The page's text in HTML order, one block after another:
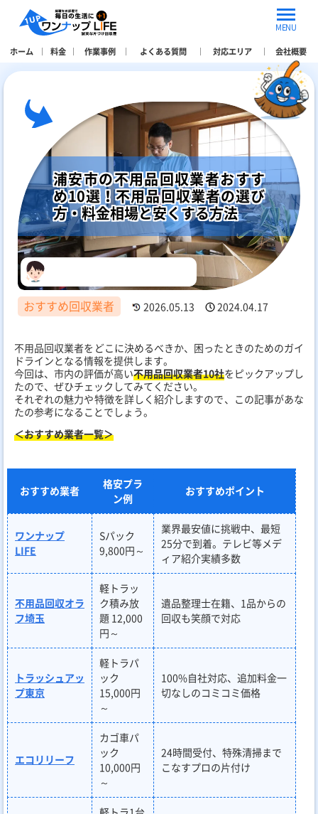
MENU
ホーム
料金 作業事例 よくある質問 対応エリア 会社概要
浦安市の不用品回収業者おすす
め10選！不用品回収業者の選び
方・料金相場と安くする方法
おすすめ回収業者 2026.05.13 2024.04.17
不用品回収業者をどこに決めるべきか、困ったときのためのガイ
ドラインとなる情報を提供します。
今回は、市内の評価が高い不用品回収業者10社をピックアップし
たので、ぜひチェックしてみてください。
それぞれの魅力や特徴を詳しく紹介しますので、この記事があな
たの参考になることでしょう。
＜おすすめ業者一覧＞
おすすめ業者
格安プラ
ン例
おすすめポイント
ワンナップ
LIFE
Sパック
9,800円～
業界最安値に挑戦中、最短
25分で到着。テレビ等メデ
ィア紹介実績多数
不用品回収オラ
フ埼玉
軽トラッ
ク積み放
題 12,000
円～
遺品整理士在籍、1品からの
回収も笑顔で対応
トラッシュアッ
プ東京
軽トラパ
ック
15,000円
～
100%自社対応、追加料金一
切なしのコミコミ価格
エコリリーフ
カゴ車パ
ック
10,000円
～
24時間受付、特殊清掃まで
こなすプロの片付け